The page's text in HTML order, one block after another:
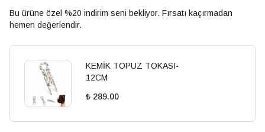
Bu ürüne özel %20 indirim seni bekliyor. Fırsatı kaçırmadan
hemen değerlendir.
KEMİK TOPUZ TOKASI-
12CM
₺ 289.00